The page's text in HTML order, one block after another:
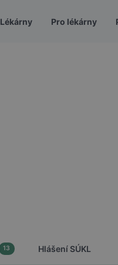
Lékárny Pro lékárny
13 Hlášení SÚKL